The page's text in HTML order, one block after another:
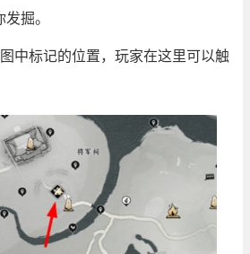
掘。
中标记的位置，玩家在这里可以触